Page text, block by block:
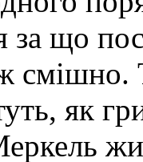
за що
смішно.
як